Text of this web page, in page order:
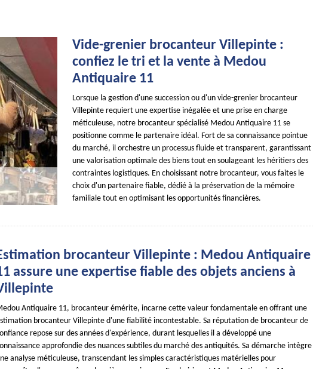
Vide-grenier brocanteur Villepinte :
confiez le tri et la vente à Medou
Antiquaire 11
Lorsque la gestion d'une succession ou d'un vide-grenier brocanteur
Villepinte requiert une expertise inégalée et une prise en charge
méticuleuse, notre brocanteur spécialisé Medou Antiquaire 11 se
positionne comme le partenaire idéal. Fort de sa connaissance pointue
du marché, il orchestre un processus fluide et transparent, garantissant
une valorisation optimale des biens tout en soulageant les héritiers des
contraintes logistiques. En choisissant notre brocanteur, vous faites le
choix d'un partenaire fiable, dédié à la préservation de la mémoire
familiale tout en optimisant les opportunités financières.
brocanteur Villepinte : Medou Antiquaire
assure une expertise fiable des objets anciens à
Antiquaire 11, brocanteur émérite, incarne cette valeur fondamentale en offrant une
brocanteur Villepinte d'une fiabilité incontestable. Sa réputation de brocanteur de
repose sur des années d'expérience, durant lesquelles il a développé une
approfondie des nuances subtiles du marché des antiquités. Sa démarche intègre
analyse méticuleuse, transcendant les simples caractéristiques matérielles pour